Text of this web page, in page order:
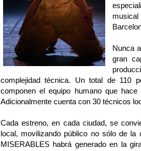
Nunca
gran
complejidad técnica. Un total de 110
componen el equipo humano que
Adicionalmente cuenta con 30 técnicos
Cada estreno, en cada ciudad, se
local, movilizando público no sólo de
MISERABLES habrá generado en la